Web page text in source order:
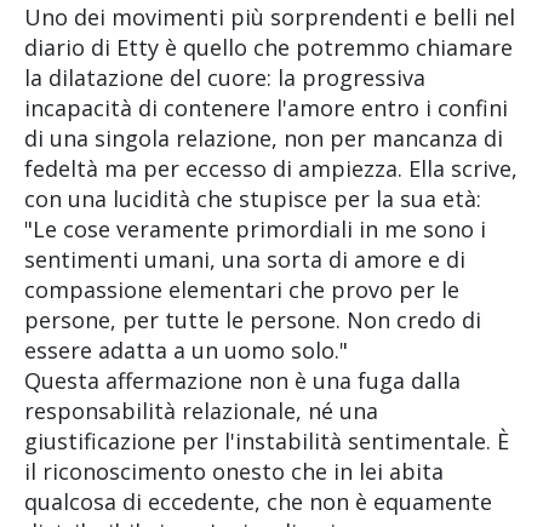
Uno dei movimenti più sorprendenti e belli nel
diario di Etty è quello che potremmo chiamare
la dilatazione del cuore: la progressiva
incapacità di contenere l'amore entro i confini
di una singola relazione, non per mancanza di
fedeltà ma per eccesso di ampiezza. Ella scrive,
con una lucidità che stupisce per la sua età:
"Le cose veramente primordiali in me sono i
sentimenti umani, una sorta di amore e di
compassione elementari che provo per le
persone, per tutte le persone. Non credo di
essere adatta a un uomo solo."
Questa affermazione non è una fuga dalla
responsabilità relazionale, né una
giustificazione per l'instabilità sentimentale. È
il riconoscimento onesto che in lei abita
qualcosa di eccedente, che non è equamente